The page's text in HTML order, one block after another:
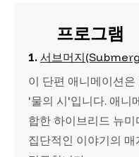
프로그램
1. 서브머지
이 단편 애니메이션
'물의 시'입니다. 애니
합한 하이브리드 뉴
집단적인 이야기의